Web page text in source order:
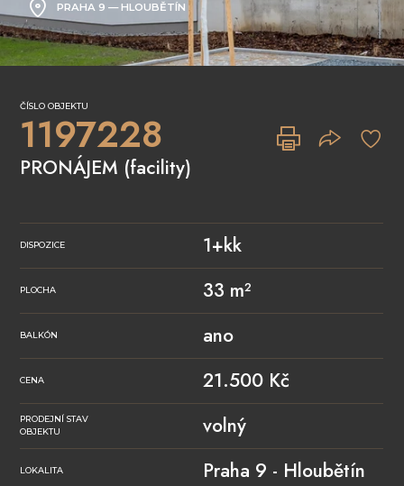
PRAHA 9 — HLOUBĚTÍN
ČÍSLO OBJEKTU
1197228
PRONÁJEM (facility)
DISPOZICE 1+kk
PLOCHA 33 m²
BALKÓN ano
CENA 21.500 Kč
PRODEJNÍ STAV
OBJEKTU
volný
LOKALITA Praha 9 - Hloubětín